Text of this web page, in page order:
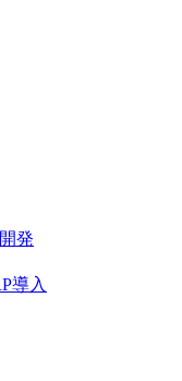
発
導入